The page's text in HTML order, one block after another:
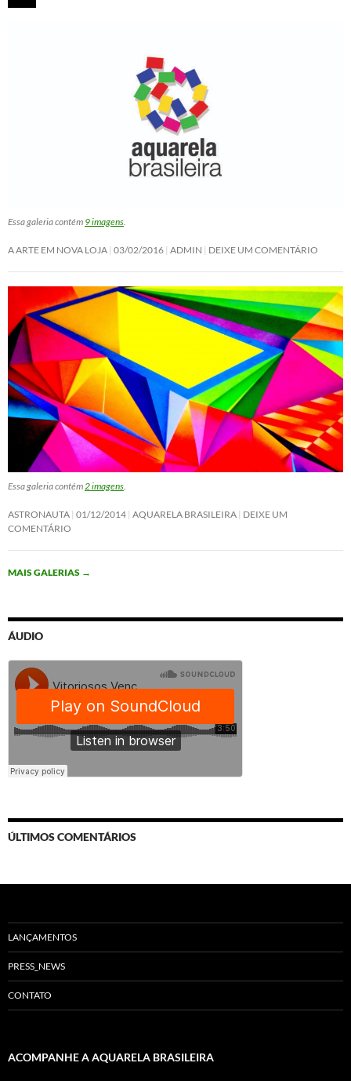
Essa galeria contém 9 imagens.
A ARTE EM NOVA LOJA 03/02/2016 ADMIN DEIXE UM COMENTÁRIO
Essa galeria contém2 imagens.
ASTRONAUTA 01/12/2014 AQUARELA BRASILEIRA DEIXE UM
COMENTÁRIO
MAIS GALERIAS →
ÁUDIO
ÚLTIMOS COMENTÁRIOS
LANÇAMENTOS
PRESS_NEWS
CONTATO
ACOMPANHE A AQUARELA BRASILEIRA